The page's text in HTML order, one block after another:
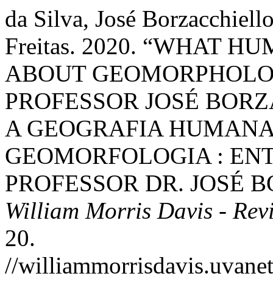
da Silva, José
Freitas. 2020. “WHAT
ABOUT
PROFESSOR JOSÉ
A GEOGRAFIA
GEOMORFOLOGIA :
PROFESSOR DR. JOSÉ
William Morris Davis -
20.
//